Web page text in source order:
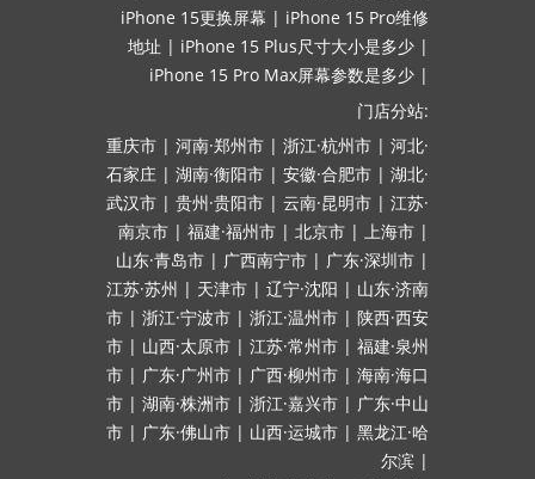
iPhone 15更换屏幕 | iPhone 15 Pro维修
地址 | iPhone 15 Plus尺寸大小是多少 |
iPhone 15 Pro Max屏幕参数是多少 |
门店分站:
重庆市 | 河南·郑州市 | 浙江·杭州市 | 河北·
石家庄 | 湖南·衡阳市 | 安徽·合肥市 | 湖北·
武汉市 | 贵州·贵阳市 | 云南·昆明市 | 江苏·
南京市 | 福建·福州市 | 北京市 | 上海市 |
山东·青岛市 | 广西南宁市 | 广东·深圳市 |
江苏·苏州 | 天津市 | 辽宁·沈阳 | 山东·济南
市 | 浙江·宁波市 | 浙江·温州市 | 陕西·西安
市 | 山西·太原市 | 江苏·常州市 | 福建·泉州
市 | 广东·广州市 | 广西·柳州市 | 海南·海口
市 | 湖南·株洲市 | 浙江·嘉兴市 | 广东·中山
市 | 广东·佛山市 | 山西·运城市 | 黑龙江·哈
尔滨 |